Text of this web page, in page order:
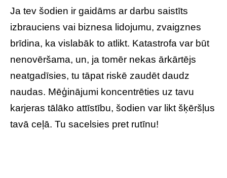
Ja tev šodien ir gaidāms ar darbu saistīts
izbrauciens vai biznesa lidojumu, zvaigznes
brīdina, ka vislabāk to atlikt. Katastrofa var būt
nenovēršama, un, ja tomēr nekas ārkārtējs
neatgadīsies, tu tāpat riskē zaudēt daudz
naudas. Mēģinājumi koncentrēties uz tavu
karjeras tālāko attīstību, šodien var likt šķēršļus
tavā ceļā. Tu sacelsies pret rutīnu!